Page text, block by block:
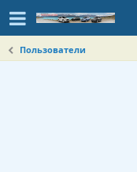
Пользователи